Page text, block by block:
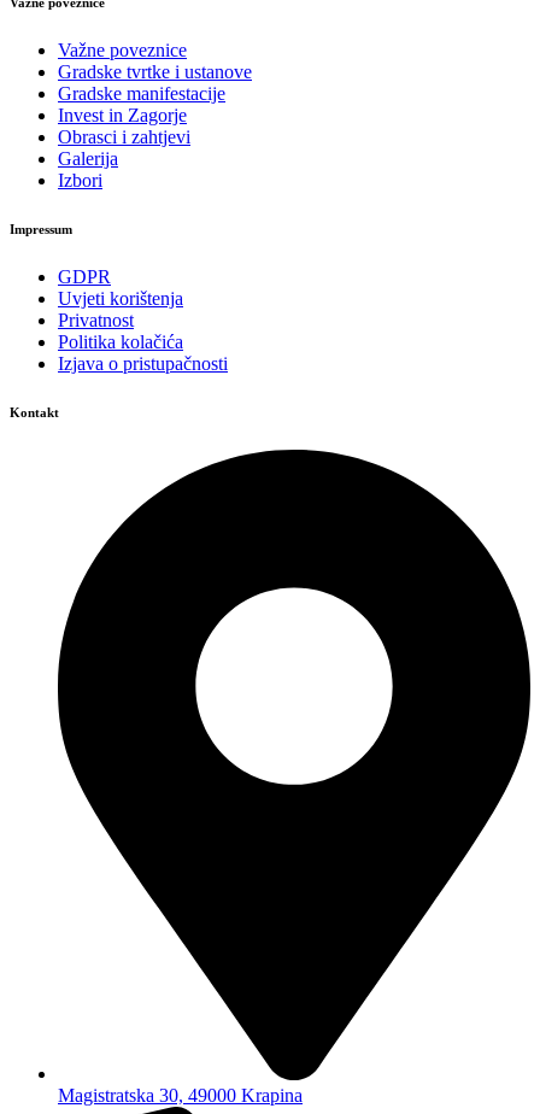
Važne poveznice
Važne poveznice
Gradske tvrtke i ustanove
Gradske manifestacije
Invest in Zagorje
Obrasci i zahtjevi
Galerija
Izbori
Impressum
GDPR
Uvjeti korištenja
Privatnost
Politika kolačića
Izjava o pristupačnosti
Kontakt
Magistratska 30, 49000 Krapina